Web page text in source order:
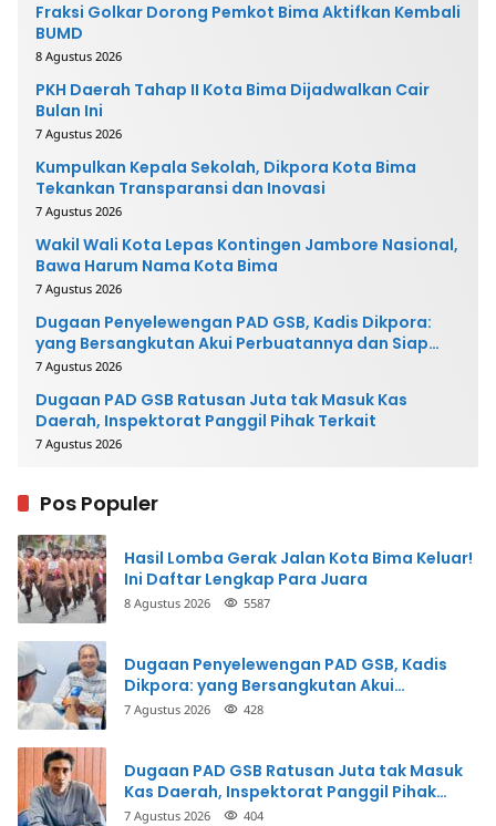
Fraksi Golkar Dorong Pemkot Bima Aktifkan Kembali
BUMD
8 Agustus 2026
PKH Daerah Tahap II Kota Bima Dijadwalkan Cair
Bulan Ini
7 Agustus 2026
Kumpulkan Kepala Sekolah, Dikpora Kota Bima
Tekankan Transparansi dan Inovasi
7 Agustus 2026
Wakil Wali Kota Lepas Kontingen Jambore Nasional,
Bawa Harum Nama Kota Bima
7 Agustus 2026
Dugaan Penyelewengan PAD GSB, Kadis Dikpora:
yang Bersangkutan Akui Perbuatannya dan Siap
Mengembalikan Uang
7 Agustus 2026
Dugaan PAD GSB Ratusan Juta tak Masuk Kas
Daerah, Inspektorat Panggil Pihak Terkait
7 Agustus 2026
Pos Populer
Hasil Lomba Gerak Jalan Kota Bima Keluar!
Ini Daftar Lengkap Para Juara
8 Agustus 2026 5587
Dugaan Penyelewengan PAD GSB, Kadis
Dikpora: yang Bersangkutan Akui
Perbuatannya dan Siap Mengembalikan
7 Agustus 2026 428
Dugaan PAD GSB Ratusan Juta tak Masuk
Kas Daerah, Inspektorat Panggil Pihak
Terkait
7 Agustus 2026 404